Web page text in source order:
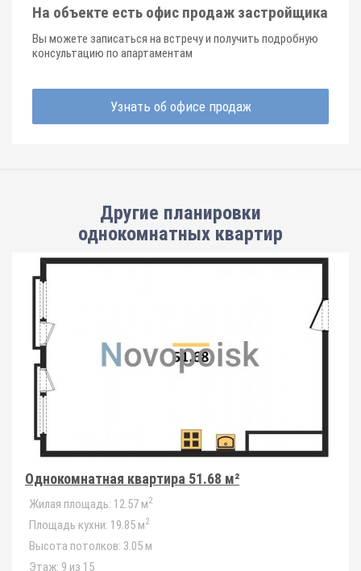
На объекте есть офис продаж застройщика
Вы можете записаться на встречу и получить подробную
консультацию по апартаментам
Узнать об офисе продаж
Другие планировки
однокомнатных квартир
Однокомнатная квартира 51.68 м²
Жилая площадь: 12.57 м2
Площадь кухни: 19.85 м2
Высота потолков: 3.05 м
Этаж: 9 из 15